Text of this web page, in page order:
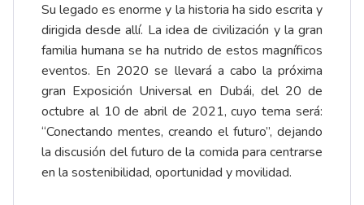
Su legado es enorme y la historia ha sido escrita y
dirigida desde allí. La idea de civilización y la gran
familia humana se ha nutrido de estos magníficos
eventos. En 2020 se llevará a cabo la próxima
gran Exposición Universal en Dubái, del 20 de
octubre al 10 de abril de 2021, cuyo tema será:
“Conectando mentes, creando el futuro”, dejando
la discusión del futuro de la comida para centrarse
en la sostenibilidad, oportunidad y movilidad.